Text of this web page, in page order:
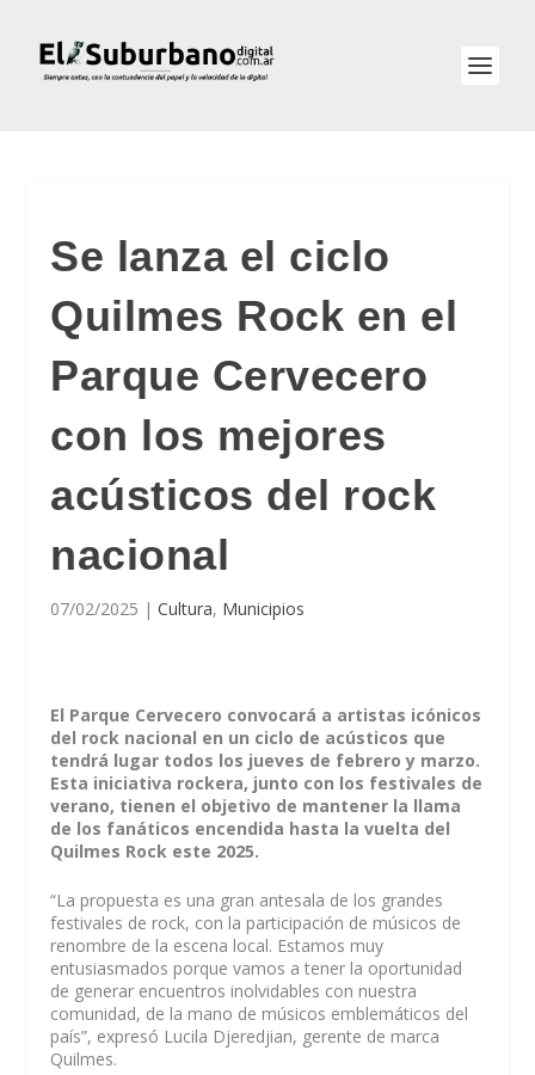
Se lanza el ciclo
Quilmes Rock en el
Parque Cervecero
con los mejores
acústicos del rock
nacional
07/02/2025 |Cultura, Municipios
El Parque Cervecero convocará a artistas icónicos
del rock nacional en un ciclo de acústicos que
tendrá lugar todos los jueves de febrero y marzo.
Esta iniciativa rockera, junto con los festivales de
verano, tienen el objetivo de mantener la llama
de los fanáticos encendida hasta la vuelta del
Quilmes Rock este 2025.
“La propuesta es una gran antesala de los grandes
festivales de rock, con la participación de músicos de
renombre de la escena local. Estamos muy
entusiasmados porque vamos a tener la oportunidad
de generar encuentros inolvidables con nuestra
comunidad, de la mano de músicos emblemáticos del
país”, expresó Lucila Djeredjian, gerente de marca
Quilmes.